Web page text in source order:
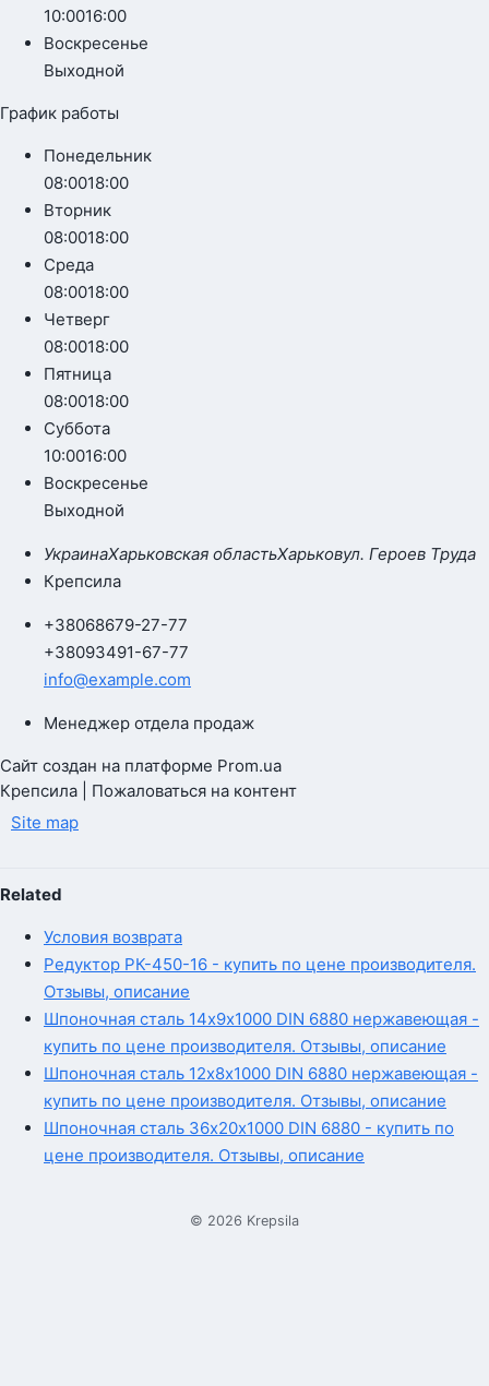
10:0016:00
Воскресенье
Выходной
График работы
Понедельник
08:0018:00
Вторник
08:0018:00
Среда
08:0018:00
Четверг
08:0018:00
Пятница
08:0018:00
Суббота
10:0016:00
Воскресенье
Выходной
УкраинаХарьковская областьХарьковул. Героев Труда
Крепсила
+38068679-27-77
+38093491-67-77
info@example.com
Менеджер отдела продаж
Сайт создан на платформе Prom.ua
Крепсила | Пожаловаться на контент
Site map
Related
Условия возврата
Редуктор РК-450-16 - купить по цене производителя.
Отзывы, описание
Шпоночная сталь 14х9х1000 DIN 6880 нержавеющая -
купить по цене производителя. Отзывы, описание
Шпоночная сталь 12х8х1000 DIN 6880 нержавеющая -
купить по цене производителя. Отзывы, описание
Шпоночная сталь 36х20х1000 DIN 6880 - купить по
цене производителя. Отзывы, описание
© 2026 Krepsila